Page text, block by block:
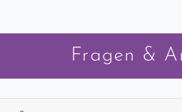
Fragen &